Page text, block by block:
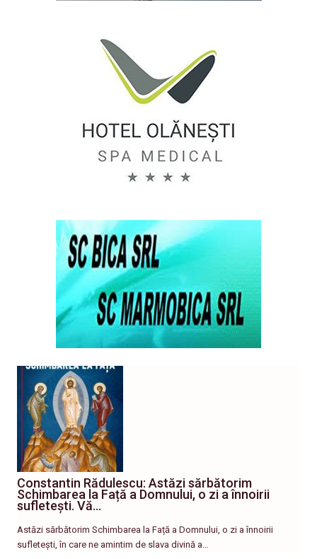
Constantin Rădulescu: Astăzi sărbătorim
Schimbarea la Față a Domnului, o zi a înnoirii
sufletești. Vă…
Astăzi sărbătorim Schimbarea la Față a Domnului, o zi a înnoirii
sufletești, în care ne amintim de slava divină a…